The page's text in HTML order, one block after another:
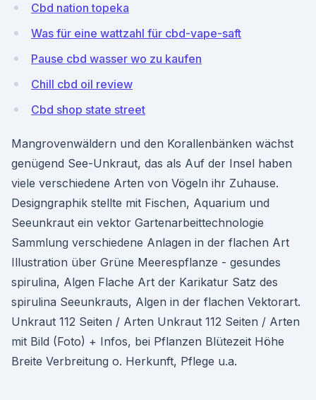
Cbd nation topeka
Was für eine wattzahl für cbd-vape-saft
Pause cbd wasser wo zu kaufen
Chill cbd oil review
Cbd shop state street
Mangrovenwäldern und den Korallenbänken wächst
genügend See-Unkraut, das als Auf der Insel haben
viele verschiedene Arten von Vögeln ihr Zuhause.
Designgraphik stellte mit Fischen, Aquarium und
Seeunkraut ein vektor Gartenarbeittechnologie
Sammlung verschiedene Anlagen in der flachen Art
Illustration über Grüne Meerespflanze - gesundes
spirulina, Algen Flache Art der Karikatur Satz des
spirulina Seeunkrauts, Algen in der flachen Vektorart.
Unkraut 112 Seiten / Arten Unkraut 112 Seiten / Arten
mit Bild (Foto) + Infos, bei Pflanzen Blütezeit Höhe
Breite Verbreitung o. Herkunft, Pflege u.a.